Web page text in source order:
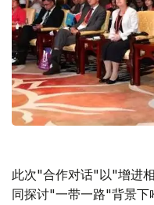
此次"合作对话"以"增进
同探讨"一带一路"背景下